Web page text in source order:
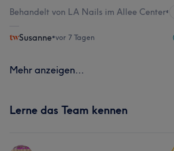
Behandelt von LA Nails im Allee Center•
Susanne•vor 7 Tagen
Mehr anzeigen...
Lerne das Team kennen